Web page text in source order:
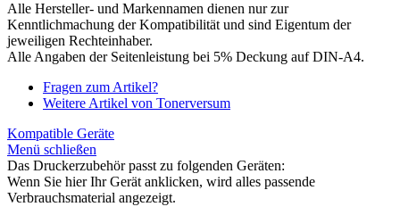
Alle Hersteller- und Markennamen dienen nur zur
Kenntlichmachung der Kompatibilität und sind Eigentum der
jeweiligen Rechteinhaber.
Alle Angaben der Seitenleistung bei 5% Deckung auf DIN-A4.
Fragen zum Artikel?
Weitere Artikel von Tonerversum
Kompatible Geräte
Menü schließen
Das Druckerzubehör passt zu folgenden Geräten:
Wenn Sie hier Ihr Gerät anklicken, wird alles passende
Verbrauchsmaterial angezeigt.